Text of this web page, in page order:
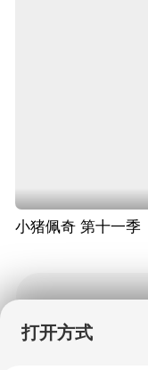
小猪佩奇 第十一季
打开方式